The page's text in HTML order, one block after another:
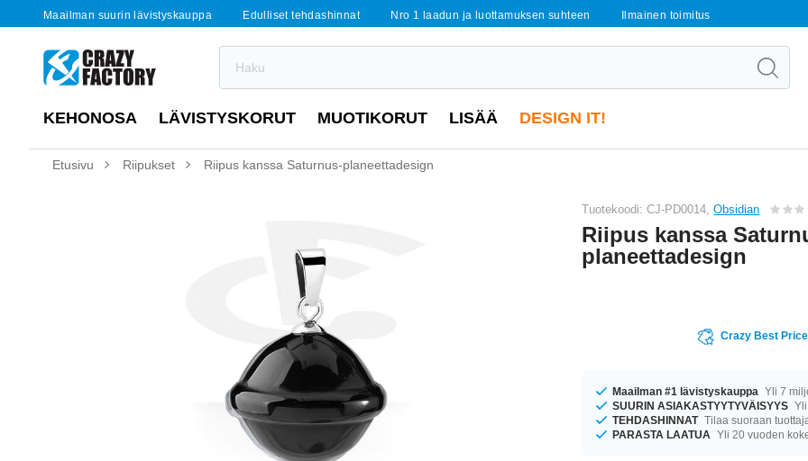
Maailman suurin lävistyskauppa Edulliset tehdashinnat Nro 1 laadun ja luottamuksen suhteen Ilmainen toimitus
KEHONOSA LÄVISTYSKORUT MUOTIKORUT LISÄÄ DESIGN IT!
Etusivu Riipukset Riipus kanssa Saturnus-planeettadesign
Tuotekoodi: CJ-PD0014,Obsidian
Riipus kanssa
planeettadesign
Crazy Best
Maailman #1 lävistyskauppa Yli 7
SUURIN ASIAKASTYYTYVÄISYYS
TEHDASHINNAT Tilaa suoraan
PARASTA LAATUA Yli 20 vuoden